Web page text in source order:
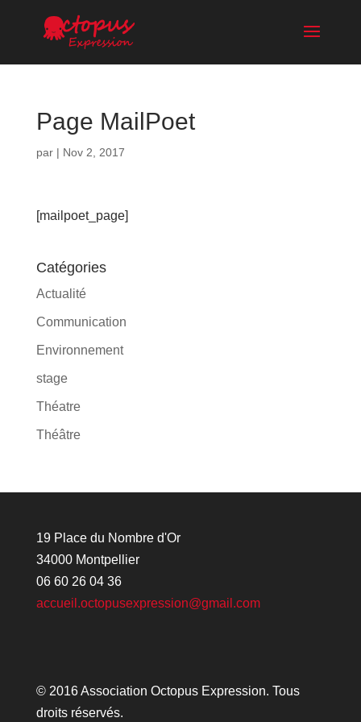
Page MailPoet
par | Nov 2, 2017
[mailpoet_page]
Catégories
Actualité
Communication
Environnement
stage
Théatre
Théâtre
19 Place du Nombre d'Or
34000 Montpellier
06 60 26 04 36
accueil.octopusexpression@gmail.com
© 2016 Association Octopus Expression. Tous
droits réservés.